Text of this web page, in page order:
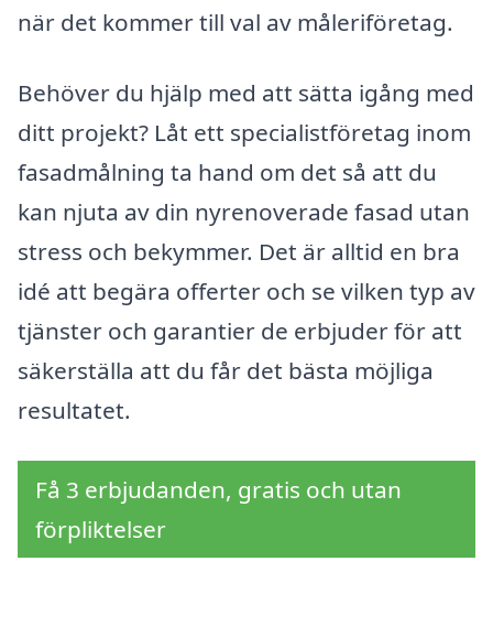
när det kommer till val av måleriföretag.
Behöver du hjälp med att sätta igång med
ditt projekt? Låt ett specialistföretag inom
fasadmålning ta hand om det så att du
kan njuta av din nyrenoverade fasad utan
stress och bekymmer. Det är alltid en bra
idé att begära offerter och se vilken typ av
tjänster och garantier de erbjuder för att
säkerställa att du får det bästa möjliga
resultatet.
Få 3 erbjudanden, gratis och utan
förpliktelser